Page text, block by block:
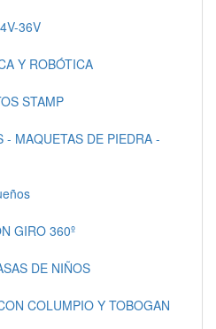
36V
Y ROBÓTICA
STAMP
- MAQUETAS DE PIEDRA -
GIRO 360º
DE NIÑOS
COLUMPIO Y TOBOGAN